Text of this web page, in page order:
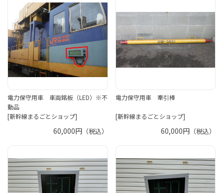
電力保守用車 車両銘板（LED）※不
動品
[新幹線まるごとショップ]
60,000円（税込）
電力保守用車 牽引棒
[新幹線まるごとショップ]
60,000円 （税込）